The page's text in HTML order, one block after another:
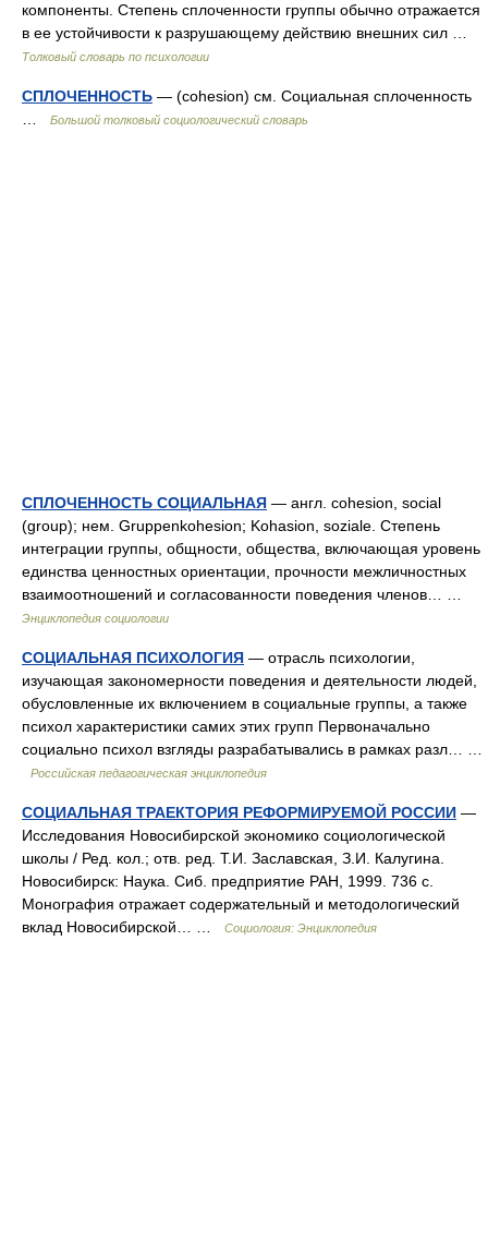
компоненты. Степень сплоченности группы обычно отражается
в ее устойчивости к разрушающему действию внешних сил …
Толковый словарь по психологии
СПЛОЧЕННОСТЬ — (cohesion) см. Социальная сплоченность
Большой толковый социологический словарь
СПЛОЧЕННОСТЬ СОЦИАЛЬНАЯ — англ. cohesion, social
(group); нем. Gruppenkohesion; Kohasion, soziale. Степень
интеграции группы, общности, общества, включающая уровень
единства ценностных ориентации, прочности межличностных
взаимоотношений и согласованности поведения членов… …
Энциклопедия социологии
СОЦИАЛЬНАЯ ПСИХОЛОГИЯ — отрасль психологии,
изучающая закономерности поведения и деятельности людей,
обусловленные их включением в социальные группы, а также
психол характеристики самих этих групп Первоначально
социально психол взгляды разрабатывались в рамках разл… …
Российская педагогическая энциклопедия
СОЦИАЛЬНАЯ ТРАЕКТОРИЯ РЕФОРМИРУЕМОЙ РОССИИ —
Исследования Новосибирской экономико социологической
школы / Ред. кол.; отв. ред. Т.И. Заславская, З.И. Калугина.
Новосибирск: Наука. Сиб. предприятие РАН, 1999. 736 с.
Монография отражает содержательный и методологический
вклад Новосибирской… …
Социология: Энциклопедия